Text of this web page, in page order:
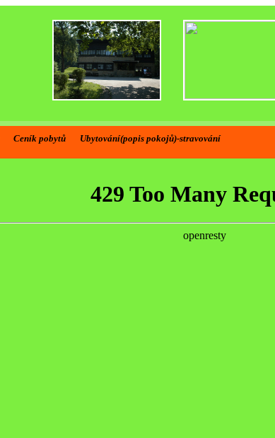
Ceník pobytů Ubytování(popis pokojů)-stravování